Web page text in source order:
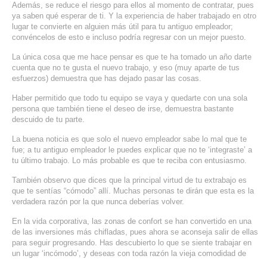
Además, se reduce el riesgo para ellos al momento de contratar, pues
ya saben qué esperar de ti. Y la experiencia de haber trabajado en otro
lugar te convierte en alguien más útil para tu antiguo empleador;
convéncelos de esto e incluso podría regresar con un mejor puesto.
La única cosa que me hace pensar es que te ha tomado un año darte
cuenta que no te gusta el nuevo trabajo, y eso (muy aparte de tus
esfuerzos) demuestra que has dejado pasar las cosas.
Haber permitido que todo tu equipo se vaya y quedarte con una sola
persona que también tiene el deseo de irse, demuestra bastante
descuido de tu parte.
La buena noticia es que solo el nuevo empleador sabe lo mal que te
fue; a tu antiguo empleador le puedes explicar que no te ‘integraste’ a
tu último trabajo. Lo más probable es que te reciba con entusiasmo.
También observo que dices que la principal virtud de tu extrabajo es
que te sentías “cómodo” allí. Muchas personas te dirán que esta es la
verdadera razón por la que nunca deberías volver.
En la vida corporativa, las zonas de confort se han convertido en una
de las inversiones más chifladas, pues ahora se aconseja salir de ellas
para seguir progresando. Has descubierto lo que se siente trabajar en
un lugar ‘incómodo’, y deseas con toda razón la vieja comodidad de